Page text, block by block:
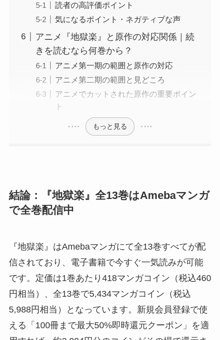
読者の高評価ポイント
気になるポイント・ネガティブな声
アニメ『地獄楽』と原作の対応関係｜続
きを読むなら何巻から？
アニメ第一期の範囲と原作の対応
アニメ第二期の範囲と見どころ
アニメでカットされた原作の重要ポイン
ト
もっと見る
結論：『地獄楽』全13巻はAmebaマンガ
で全巻配信中
『地獄楽』はAmebaマンガにて全13巻すべてが配
信されており、電子書籍で今すぐ一気読みが可能
です。定価は1巻あたり418マンガコイン（税込460
円相当）、全13巻で5,434マンガコイン（税込
5,988円相当）となっています。新規会員登録で使
える「100冊まで最大50%即時還元クーポン」を適